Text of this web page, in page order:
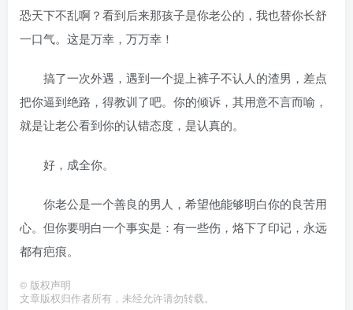
恐天下不乱啊？看到后来那孩子是你老公的，我也替你长舒
一口气。这是万幸，万万幸！
搞了一次外遇，遇到一个提上裤子不认人的渣男，差点
把你逼到绝路，得教训了吧。你的倾诉，其用意不言而喻，
就是让老公看到你的认错态度，是认真的。
好，成全你。
你老公是一个善良的男人，希望他能够明白你的良苦用
心。但你要明白一个事实是：有一些伤，烙下了印记，永远
都有疤痕。
© 版权声明
文章版权归作者所有，未经允许请勿转载。